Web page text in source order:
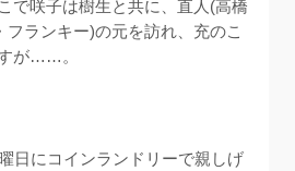
で咲子は樹生と共に、直人(高橋
ランキー)の元を訪れ、充のこ
が……。
日にコインランドリーで親しげ